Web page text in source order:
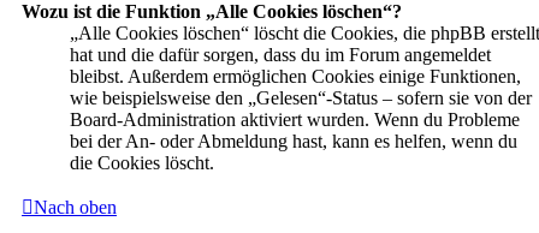
Wozu ist die Funktion „Alle Cookies löschen“?
„Alle Cookies löschen“ löscht die Cookies, die phpBB erstellt
hat und die dafür sorgen, dass du im Forum angemeldet
bleibst. Außerdem ermöglichen Cookies einige Funktionen,
wie beispielsweise den „Gelesen“-Status – sofern sie von der
Board-Administration aktiviert wurden. Wenn du Probleme
bei der An- oder Abmeldung hast, kann es helfen, wenn du
die Cookies löscht.
Nach oben